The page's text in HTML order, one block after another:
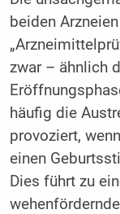
beiden
zwar – ähnlich
häufig die
provoziert,
einen
Dies führt zu